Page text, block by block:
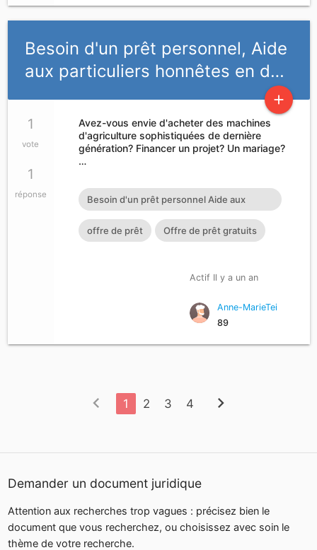
cherylgremont3@gmail.com
Besoin d'un prêt personnel, Aide
aux particuliers honnêtes en d…
add
1
vote
1
réponse
Avez-vous envie d'acheter des machines
d'agriculture sophistiquées de dernière
génération? Financer un projet? Un mariage?
…
Besoin d'un prêt personnel Aide aux
particuliers honnêtes en difficultés Crédit
entre particuliers honnêtes Prêt
et La Belgique Prêt personnel sans passer
offre de prêt Offre de prêt gratuits
Actif Il y a un an
Anne-MarieTei
89
chevron_left 1 2 3 4 chevron_right
Demander un document juridique
Attention aux recherches trop vagues : précisez bien le
document que vous recherchez, ou choisissez avec soin le
thème de votre recherche.